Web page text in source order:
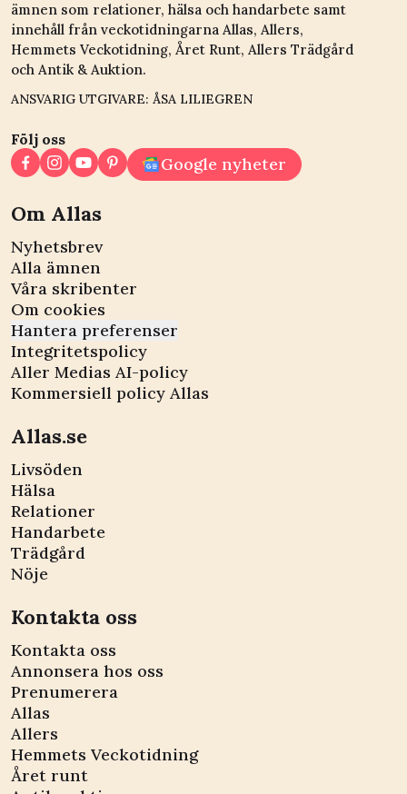
ämnen som relationer, hälsa och handarbete samt
innehåll från veckotidningarna Allas, Allers,
Hemmets Veckotidning, Året Runt, Allers Trädgård
och Antik & Auktion.
ANSVARIG UTGIVARE: ÅSA LILIEGREN
Följ oss
Google nyheter
Om Allas
Nyhetsbrev
Alla ämnen
Våra skribenter
Om cookies
Hantera preferenser
Integritetspolicy
Aller Medias AI-policy
Kommersiell policy Allas
Allas.se
Livsöden
Hälsa
Relationer
Handarbete
Trädgård
Nöje
Kontakta oss
Kontakta oss
Annonsera hos oss
Prenumerera
Allas
Allers
Hemmets Veckotidning
Året runt